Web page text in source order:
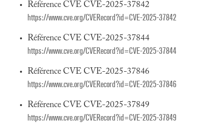
Référence CVE CVE-2025-37842
https://www.cve.org/CVERecord?id=CVE-2025-37842
Référence CVE CVE-2025-37844
https://www.cve.org/CVERecord?id=CVE-2025-37844
Référence CVE CVE-2025-37846
https://www.cve.org/CVERecord?id=CVE-2025-37846
Référence CVE CVE-2025-37849
https://www.cve.org/CVERecord?id=CVE-2025-37849